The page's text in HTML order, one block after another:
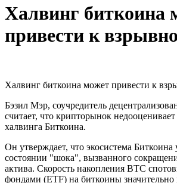
Халвинг биткоина
привести к
Халвинг биткоина может привести к
Бэзил Мэр, соучредитель
считает, что крипторынок
халвинга Биткоина.
Он утверждает, что экосистема Биткоина
состоянии "шока", вызванного
актива. Скорость накопления BTC
фондами (ETF) на биткоины значительно